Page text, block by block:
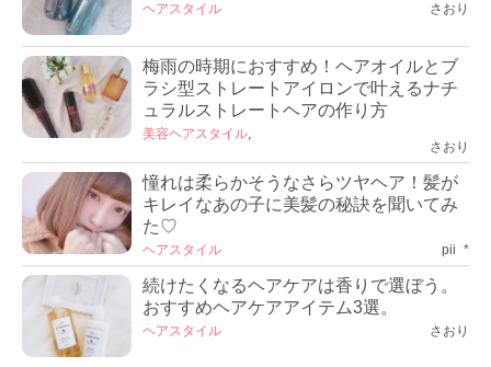
ヘアスタイル さおり
梅雨の時期におすすめ！ヘアオイルとブ
ラシ型ストレートアイロンで叶えるナチ
ュラルストレートヘアの作り方
美容 ,
ヘアスタイル
さおり
憧れは柔らかそうなさらツヤヘア！髪が
キレイなあの子に美髪の秘訣を聞いてみ
た♡
ヘアスタイル pii_*
続けたくなるヘアケアは香りで選ぼう。
おすすめヘアケアアイテム3選。
ヘアスタイル さおり